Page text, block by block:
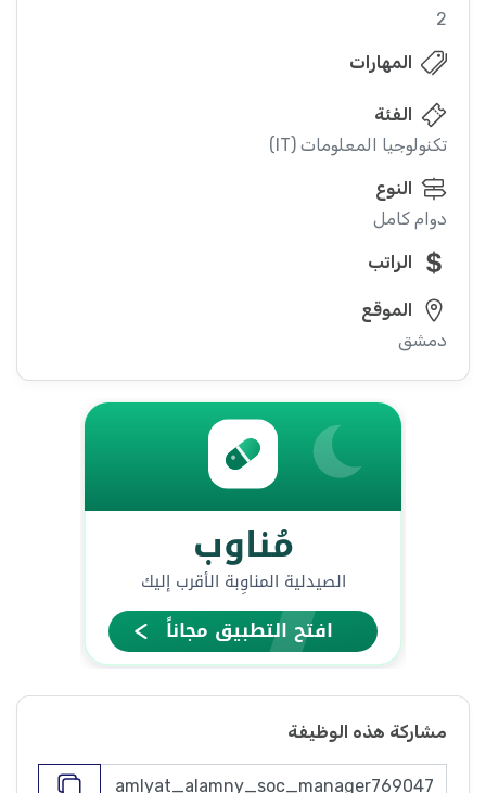
2
المهارات
الفئة
تكنولوجيا المعلومات (IT)
النوع
دوام كامل
الراتب
الموقع
دمشق
مشاركة هذه الوظيفة